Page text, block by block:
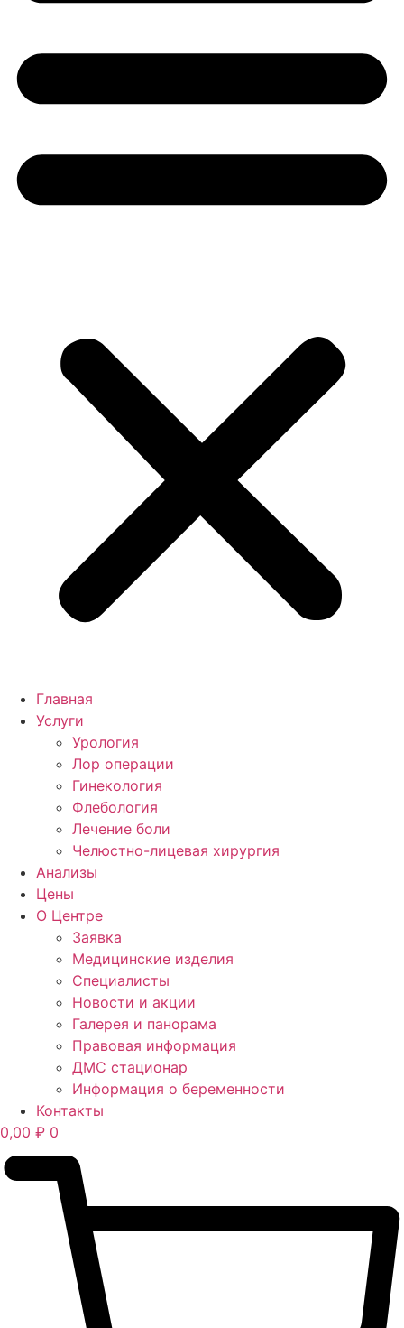
Главная
Услуги
Урология
Лор операции
Гинекология
Флебология
Лечение боли
Челюстно-лицевая хирургия
Анализы
Цены
О Центре
Заявка
Медицинские изделия
Специалисты
Новости и акции
Галерея и панорама
Правовая информация
ДМС стационар
Информация о беременности
Контакты
0,00 ₽ 0